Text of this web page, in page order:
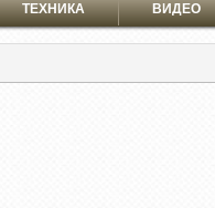
ТЕХНИКА ВИДЕО